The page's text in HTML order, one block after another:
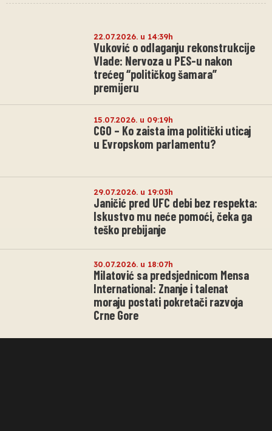
22.07.2026. u 14:39h
Vuković o odlaganju rekonstrukcije
Vlade: Nervoza u PES-u nakon
trećeg “političkog šamara”
premijeru
15.07.2026. u 09:19h
CGO – Ko zaista ima politički uticaj
u Evropskom parlamentu?
29.07.2026. u 19:03h
Janičić pred UFC debi bez respekta:
Iskustvo mu neće pomoći, čeka ga
teško prebijanje
30.07.2026. u 18:07h
Milatović sa predsjednicom Mensa
International: Znanje i talenat
moraju postati pokretači razvoja
Crne Gore